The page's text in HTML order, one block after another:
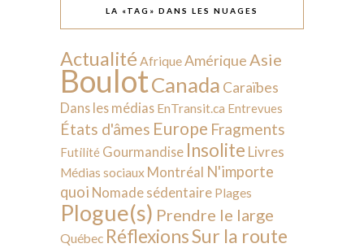
LA «TAG» DANS LES NUAGES
Actualité AfriqueAmérique Asie
BoulotCanada Caraïbes
Dans les médias EnTransit.ca Entrevues
États d'âmes Europe Fragments
Futilité Gourmandise Insolite Livres
Médias sociaux Montréal N'importe
quoi Nomade sédentaire Plages
Plogue(s) Prendre le large
Québec RéflexionsSur la route